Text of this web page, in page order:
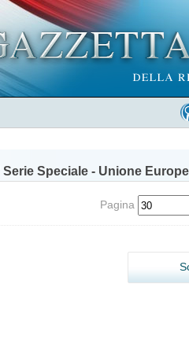
Serie Speciale - Unione
Pagina